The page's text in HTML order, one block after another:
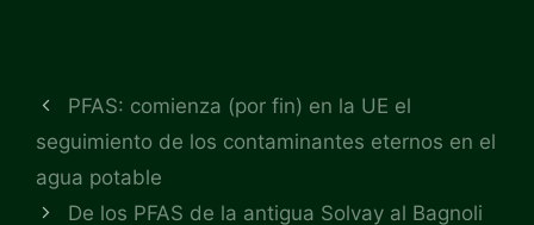
PFAS: comienza (por fin) en la UE el
seguimiento de los contaminantes eternos en el
agua potable
De los PFAS de la antigua Solvay al Bagnoli